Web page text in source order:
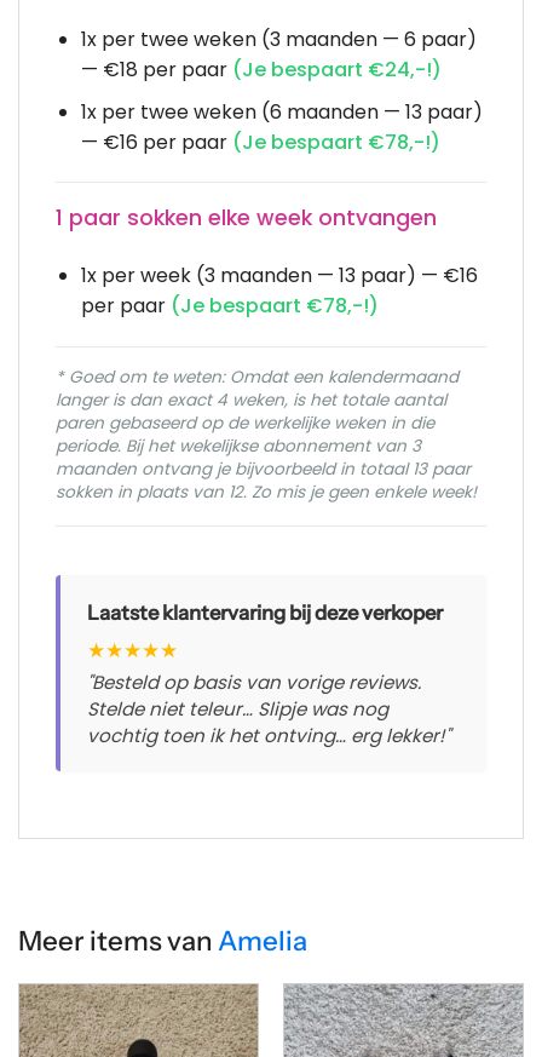
1x per twee weken (3 maanden — 6 paar)
— €18 per paar (Je bespaart €24,-!)
1x per twee weken (6 maanden — 13 paar)
— €16 per paar (Je bespaart €78,-!)
1 paar sokken elke week ontvangen
1x per week (3 maanden — 13 paar) — €16
per paar (Je bespaart €78,-!)
* Goed om te weten: Omdat een kalendermaand
langer is dan exact 4 weken, is het totale aantal
paren gebaseerd op de werkelijke weken in die
periode. Bij het wekelijkse abonnement van 3
maanden ontvang je bijvoorbeeld in totaal 13 paar
sokken in plaats van 12. Zo mis je geen enkele week!
Laatste klantervaring bij deze verkoper
★★★★★
"Besteld op basis van vorige reviews.
Stelde niet teleur… Slipje was nog
vochtig toen ik het ontving… erg lekker!"
Meer items van Amelia